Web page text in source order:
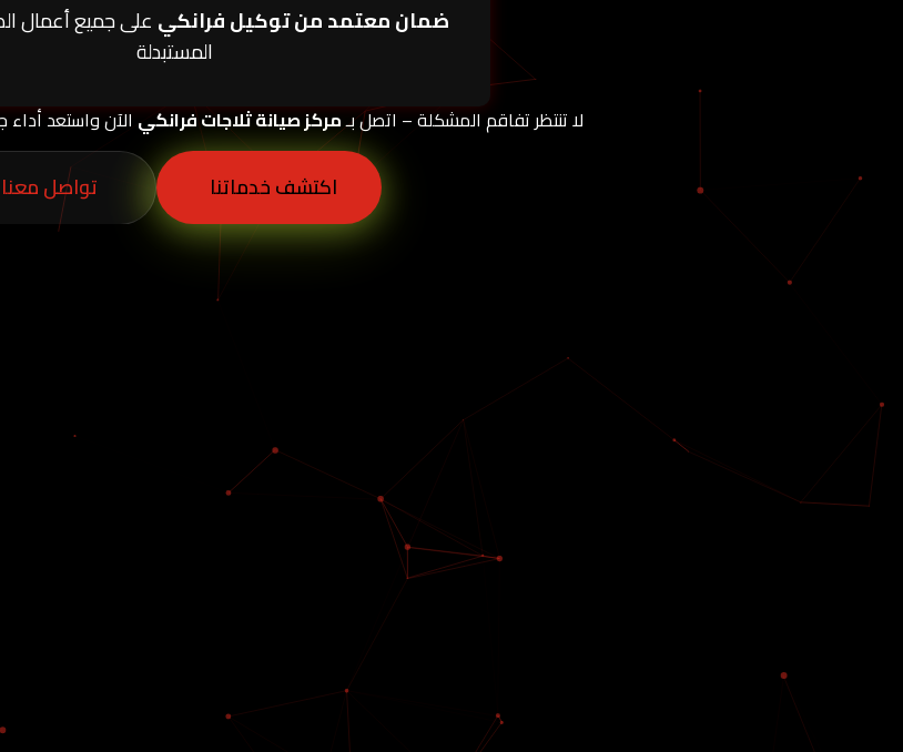
ضمان معتمد من توكيل فرانكي على جميع أعمال
المستبدلة
لا تنتظر تفاقم المشكلة – اتصل بـمركز صيانة ثلاجات فرانكي الآن واستعد أداء
اكتشف خدماتنا تواصل معنا